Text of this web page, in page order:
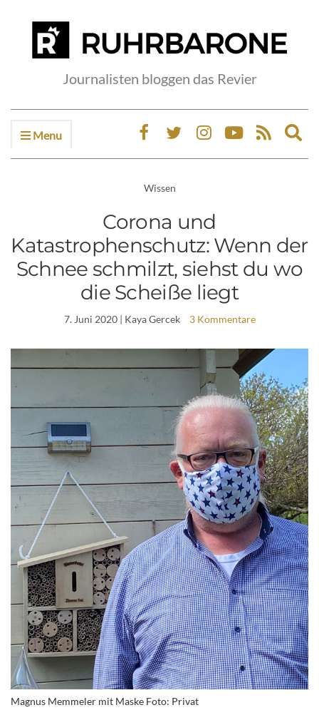
Journalisten bloggen das Revier
Menu
Wissen
Corona und
Katastrophenschutz: Wenn der
Schnee schmilzt, siehst du wo
die Scheiße liegt
7. Juni 2020| Kaya Gercek 3 Kommentare
Magnus Memmeler mit Maske Foto: Privat